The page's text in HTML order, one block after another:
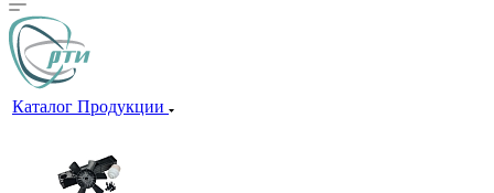
Каталог Продукции